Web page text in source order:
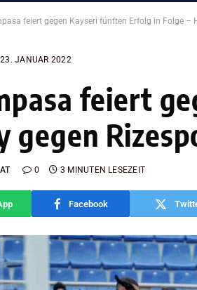
feiert gegen Kayseri fünften Erfolg in Folge –
23. JANUAR 2022
feiert
gegen
0 3 MINUTEN LESEZEIT
Facebook